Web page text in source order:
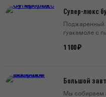
Супер-люкс
Поджаренный
гуакамоле с
1 100 ₽
Большой
Мы собираем